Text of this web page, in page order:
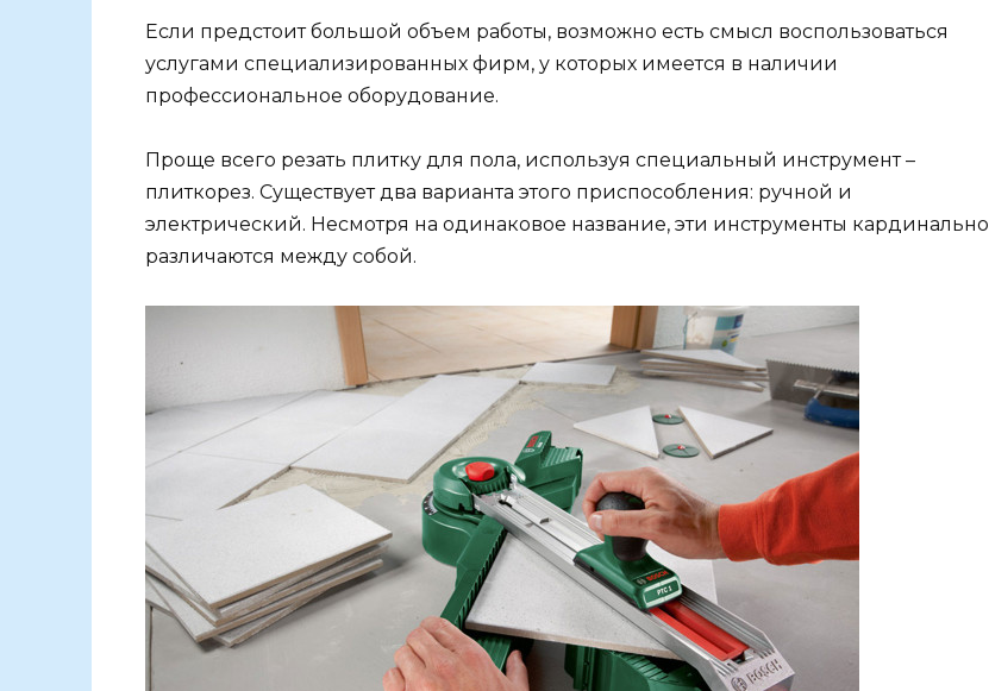
Если предстоит большой объем работы, возможно есть смысл воспользоваться
услугами специализированных фирм, у которых имеется в наличии
профессиональное оборудование.
Проще всего резать плитку для пола, используя специальный инструмент –
плиткорез. Существует два варианта этого приспособления: ручной и
электрический. Несмотря на одинаковое название, эти инструменты кардинально
различаются между собой.